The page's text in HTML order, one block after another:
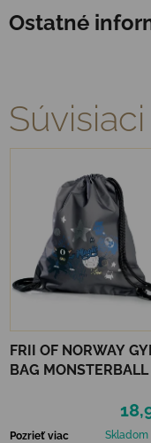
Ostatné
FRII OF NORWAY
BAG MONSTERBALL
Pozrieť viac Skladom